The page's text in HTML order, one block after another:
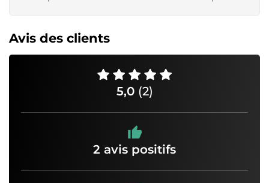
Avis des clients
5,0 (2)
2 avis positifs